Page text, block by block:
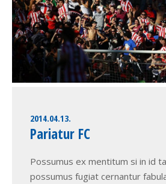
2014.04.13.
Pariatur FC
Possumus ex mentitum si in id
possumus fugiat cernantur